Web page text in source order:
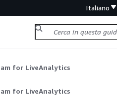
Italiano
for LiveAnalytics
for LiveAnalytics